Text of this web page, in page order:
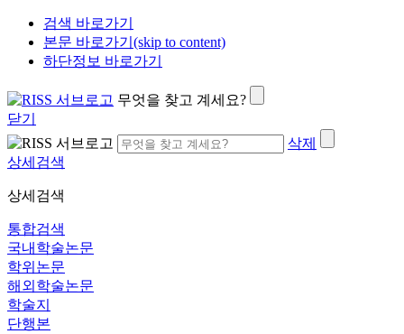
검색 바로가기
본문 바로가기(skip to content)
하단정보 바로가기
무엇을 찾고 계세요?
닫기
삭제
상세검색
상세검색
통합검색
국내학술논문
학위논문
해외학술논문
학술지
단행본